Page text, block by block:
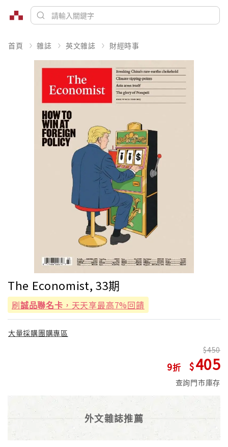
首頁 雜誌 英文雜誌 財經時事
The Economist, 33期
刷誠品聯名卡 ，天天享最高7%回饋
大量採購團購專區
9
450
405
查詢門市庫存
外文雜誌推薦